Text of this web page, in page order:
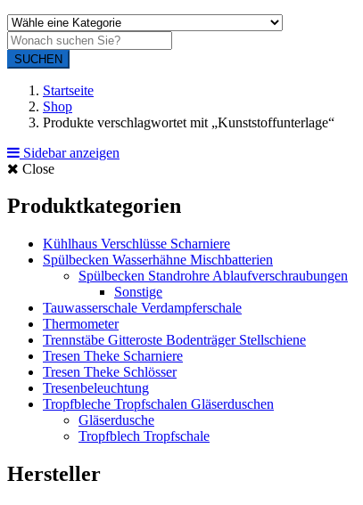
SUCHEN
Startseite
Shop
Produkte verschlagwortet mit „Kunststoffunterlage“
Sidebar anzeigen
Close
Produktkategorien
Kühlhaus Verschlüsse Scharniere
Spülbecken Wasserhähne Mischbatterien
Spülbecken Standrohre Ablaufverschraubungen
Sonstige
Tauwasserschale Verdampferschale
Thermometer
Trennstäbe Gitteroste Bodenträger Stellschiene
Tresen Theke Scharniere
Tresen Theke Schlösser
Tresenbeleuchtung
Tropfbleche Tropfschalen Gläserduschen
Gläserdusche
Tropfblech Tropfschale
Hersteller